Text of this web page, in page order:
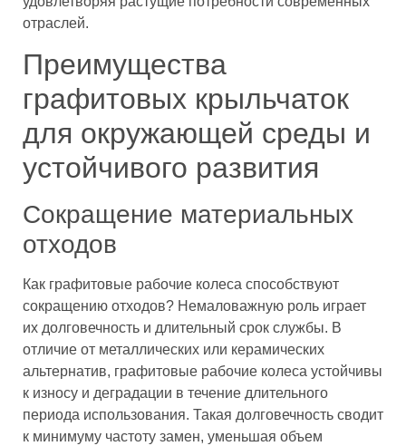
отраслей.
Преимущества
графитовых крыльчаток
для окружающей среды и
устойчивого развития
Сокращение материальных
отходов
Как графитовые рабочие колеса способствуют
сокращению отходов? Немаловажную роль играет
их долговечность и длительный срок службы. В
отличие от металлических или керамических
альтернатив, графитовые рабочие колеса устойчивы
к износу и деградации в течение длительного
периода использования. Такая долговечность сводит
к минимуму частоту замен, уменьшая объем